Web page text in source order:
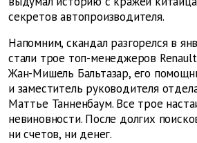
секретов автопроизводителя.
Напомним, скандал разгорелся в
стали трое топ-менеджеров
Жан-Мишель Бальтазар, его
и заместитель руководителя
Маттье Танненбаум. Все трое
невиновности. После долгих
ни счетов, ни денег.